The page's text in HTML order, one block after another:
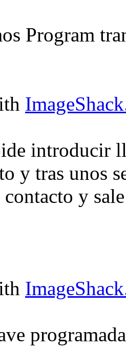
Program
introducir
y tras unos
y